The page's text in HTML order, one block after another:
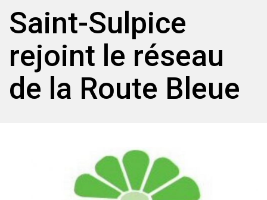
Saint-Sulpice
rejoint le réseau
de la Route Bleue